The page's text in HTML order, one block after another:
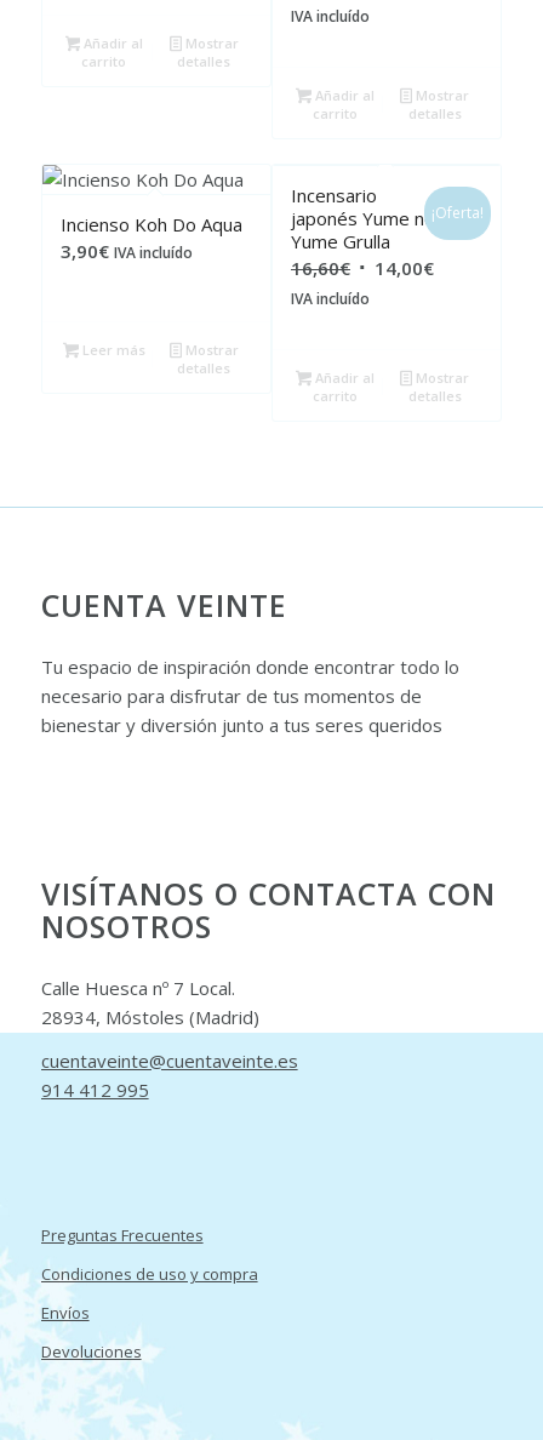
Añadir al
carrito
Mostrar
detalles
precio
16,60€. 14,00€.
IVA incluído
Añadir al
carrito
Mostrar
detalles
Incienso Koh Do Aqua
3,90€ IVA incluído
Leer más
Mostrar
detalles
Incensario
japonés Yume no
Yume Grulla
16,60€ El
precio
16,60€.
14,00€El
14,00€.
IVA incluído
¡Oferta!
Añadir al
carrito
Mostrar
detalles
CUENTA VEINTE
Tu espacio de inspiración donde encontrar todo lo
necesario para disfrutar de tus momentos de
bienestar y diversión junto a tus seres queridos
VISÍTANOS O CONTACTA CON
NOSOTROS
Calle Huesca nº 7 Local.
28934, Móstoles (Madrid)
cuentaveinte@cuentaveinte.es
914 412 995
Preguntas Frecuentes
Condiciones de uso y compra
Envíos
Devoluciones